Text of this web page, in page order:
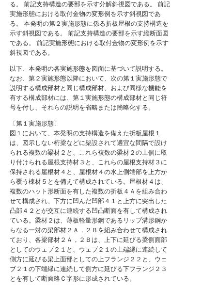
る。
前記支持構造の要部を示す分解斜視図である。
前記
実施形態における取付金物の変形例を示す斜視図であ
る。
本発明の第２実施形態に係る折板屋根の支持構造を
示す斜視図である。
前記支持構造の要部を示す縦断面図
である。
前記実施形態における取付金物の変形例を示す
斜視図である。
以下、本発明の各実施形態を図面に基づいて説明する。
なお、第２実施形態以降において、次の第１実施形態で
説明する構成部材と同じ構成部材、および同様な機能を
有する構成部材には、第１実施形態の構成部材と同じ符
号を付し、それらの説明を省略または簡略化する。
〔第１実施形態〕
図１において、本発明の支持構造を備えた折板屋根１
は、図示しない桁梁などに架設されて適宜な間隔で設け
られる複数の梁材２と、これら複数の梁材２の上側に取
り付けられる屋根支持材３と、これらの屋根支持材３に
保持される屋根材４と、屋根材４の水上側端部を上方か
ら覆う棟材５とを備えて構成されている。屋根材４は、
複数のハット形断面を有した複数の折板４Ａを組み合わ
せて構成され、下方に凹んだ凹部４１と上方に突出した
凸部４２とが交互に連続する凹凸断面を有して構成され
ている。梁材２は、薄板軽量形鋼であるリップ溝形鋼か
らなる一対の梁部材２Ａ，２Ｂを組み合わせて構成され
ており、各梁部材２Ａ，２Ｂは、上下に延びる梁側面部
としてのウェブ２１と、ウェブ２１の上端縁に連続して
側方に延びる梁上面部としての上フランジ２２と、ウェ
ブ２１の下端縁に連続して側方に延びる下フランジ２３
とを有して断面略Ｃ字形に形成されている。